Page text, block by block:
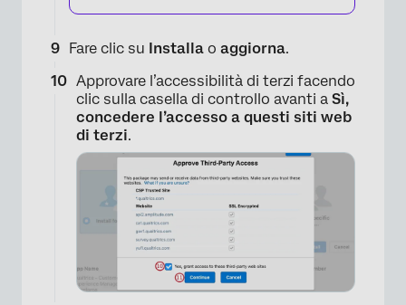
Fare clic su Installa o aggiorna.
Approvare l’accessibilità di terzi facendo
clic sulla casella di controllo avanti a Sì,
concedere l’accesso a questi siti web
di terzi.